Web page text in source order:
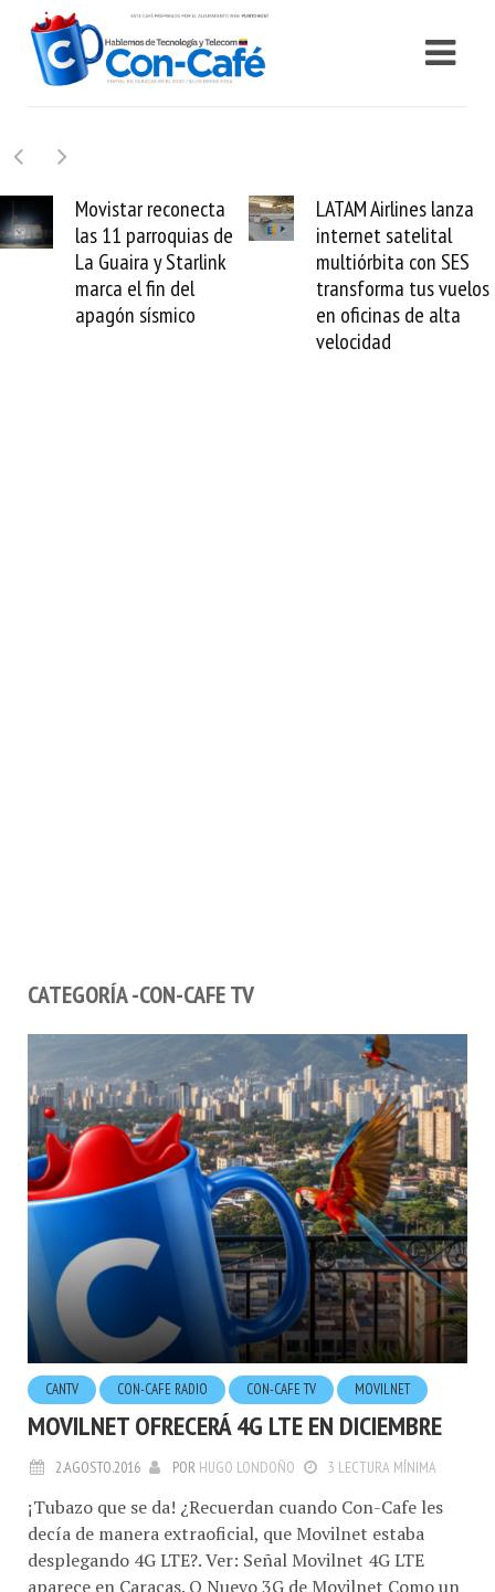
LATAM Airlines lanza
internet satelital
multiórbita con SES
transforma tus vuelos
en oficinas de alta
Samsung Galaxy Z
Fold8 la novedad
plegable y un
formato fácil de
enamorse
CATEGORÍA -CON-CAFE TV
CANTV CON-CAFE RADIO CON-CAFE TV MOVILNET
MOVILNET OFRECERÁ 4G LTE EN DICIEMBRE
2.AGOSTO.2016 POR HUGO LONDOÑO 3 LECTURA MÍNIMA
¡Tubazo que se da! ¿Recuerdan cuando Con-Cafe les
decía de manera extraoficial, que Movilnet estaba
desplegando 4G LTE?. Ver: Señal Movilnet 4G LTE
aparece en Caracas. O Nuevo 3G de Movilnet Como un